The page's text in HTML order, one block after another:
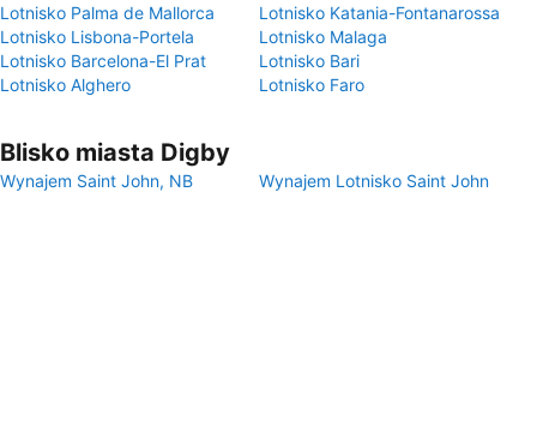
Lotnisko Palma de Mallorca
Lotnisko Katania-Fontanarossa
Lotnisko Lisbona-Portela
Lotnisko Malaga
Lotnisko Barcelona-El Prat
Lotnisko Bari
Lotnisko Alghero
Lotnisko Faro
Blisko miasta Digby
Wynajem Saint John, NB Wynajem Lotnisko Saint John